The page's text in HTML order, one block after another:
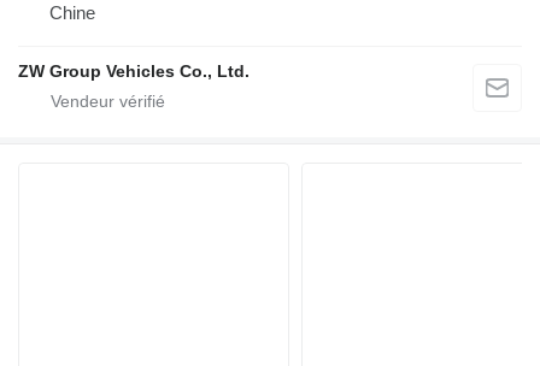
Chine
ZW Group Vehicles Co., Ltd.